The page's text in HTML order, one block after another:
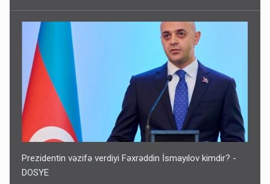
Prezidentin vəzifə verdiyi Fəxrəddin İsmayılov kimdir? -
DOSYE